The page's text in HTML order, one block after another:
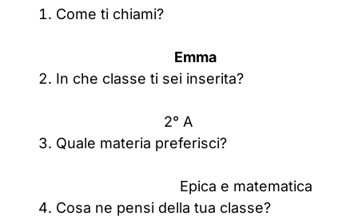
Come ti chiami?
Emma
In che classe ti sei inserita?
2° A
Quale materia preferisci?
Epica e matematica
Cosa ne pensi della tua classe?